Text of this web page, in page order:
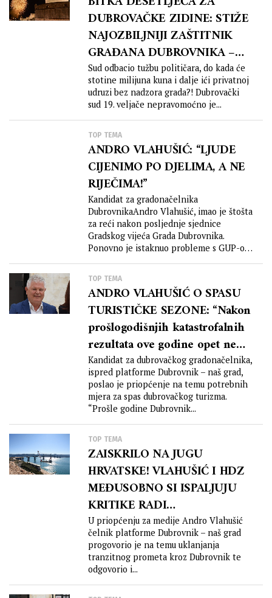
DUBROVAČKE ZIDINE: STIŽE
NAJOZBILJNIJI ZAŠTITNIK
GRAĐANA DUBROVNIKA –
DRUŠTVO PRIJATELJA GRADA
DUBROVNIKA!
Sud odbacio tužbu političara, do kada će
stotine milijuna kuna i dalje ići privatnoj
udruzi bez nadzora grada?! Dubrovački
sud 19. veljače nepravomoćno je...
TOP TEMA
ANDRO VLAHUŠIĆ: “LJUDE
CIJENIMO PO DJELIMA, A NE
RIJEČIMA!”
Kandidat za gradonačelnika
DubrovnikaAndro Vlahušić, imao je štošta
za reći nakon posljednje sjednice
Gradskog vijeća Grada Dubrovnika.
Ponovno je istaknuo probleme s GUP-om
TOP TEMA
ANDRO VLAHUŠIĆ O SPASU
TURISTIČKE SEZONE: “Nakon
prošlogodišnjih katastrofalnih
rezultata ove godine opet ne
radimo ozbiljne pripreme!”
Kandidat za dubrovačkog gradonačelnika,
ispred platforme Dubrovnik – naš grad,
poslao je priopćenje na temu potrebnih
mjera za spas dubrovačkog turizma.
“Prošle godine Dubrovnik...
TOP TEMA
ZAISKRILO NA JUGU
HRVATSKE! VLAHUŠIĆ I HDZ
MEĐUSOBNO SI ISPALJUJU
KRITIKE RADI
BUTKOVIĆEVOG
SPORORASTUĆEG PELJEŠKOG
MOSTA!
U priopćenju za medije Andro Vlahušić
čelnik platforme Dubrovnik – naš grad
progovorio je na temu uklanjanja
tranzitnog prometa kroz Dubrovnik te
odgovorio i...